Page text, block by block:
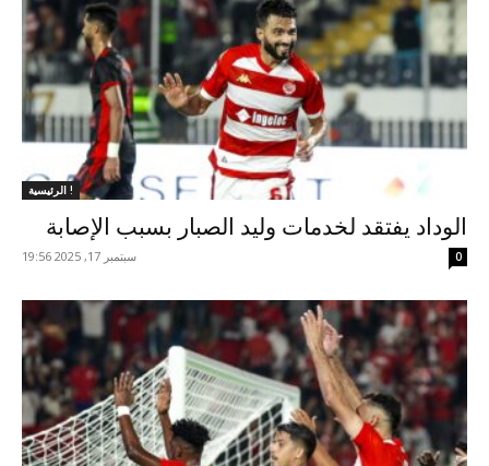
الرئيسية !
الوداد يفتقد لخدمات وليد الصبار بسبب الإصابة
سبتمبر 17, 2025 19:56 0